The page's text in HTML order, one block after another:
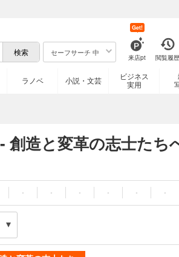
セーフサーチ 中
来店pt
Get!
閲覧履歴
ラノベ 小説・文芸
ビジネス
実用
創造と変革の志士たち
・ ・ ・ ・ ・ ・